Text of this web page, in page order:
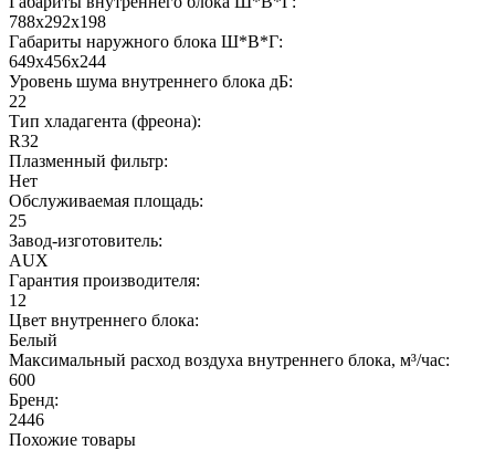
788x292x198
Габариты наружного блока Ш*В*Г:
649x456x244
Уровень шума внутреннего блока дБ:
22
Тип хладагента (фреона):
R32
Плазменный фильтр:
Нет
Обслуживаемая площадь:
25
Завод-изготовитель:
AUX
Гарантия производителя:
12
Цвет внутреннего блока:
Белый
Максимальный расход воздуха внутреннего блока, м³/час:
600
Бренд:
2446
Похожие товары